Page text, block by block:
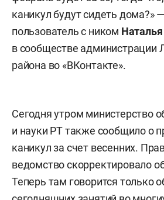
каникул будут сидеть дома?»
пользователь с ником Наталья
в сообществе администрации
района во «ВКонтакте».
Сегодня утром министерство
и науки РТ также сообщило о
каникул за счет весенних.
ведомство скорректировало
Теперь там говорится только